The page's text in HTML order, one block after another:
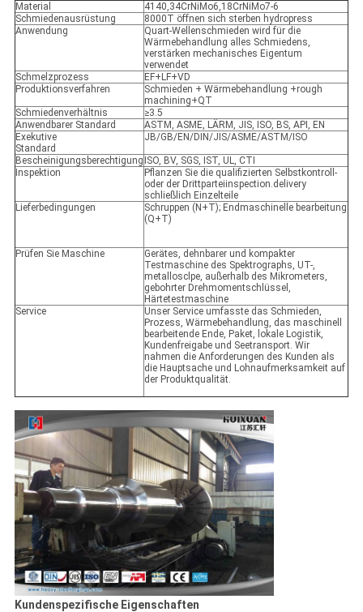
Material
4140,34CrNiMo6,18CrNiMo7-6
Schmiedenausrüstung
8000T öffnen sich sterben hydropress
Anwendung
Quart-Wellenschmieden wird für die
Wärmebehandlung alles Schmiedens,
verstärken mechanisches Eigentum
verwendet
Schmelzprozess
EF+LF+VD
Produktionsverfahren
Schmieden + Wärmebehandlung +rough
machining+QT
Schmiedenverhältnis
≥3.5
Anwendbarer Standard
ASTM, ASME, LÄRM, JIS, ISO, BS, API, EN
Exekutive
Standard
JB/GB/EN/DIN/JIS/ASME/ASTM/ISO
Bescheinigungsberechtigung ISO, BV, SGS, IST, UL, CTI
Inspektion
Pflanzen Sie die qualifizierten Selbstkontroll-
oder der Drittparteiinspection.delivery
schließlich Einzelteile
Lieferbedingungen
Schruppen (N+T); Endmaschinelle bearbeitung
(Q+T)
Prüfen Sie Maschine
Gerätes, dehnbarer und kompakter
Testmaschine des Spektrographs, UT-,
metallosclpe, außerhalb des Mikrometers,
gebohrter Drehmomentschlüssel,
Härtetestmaschine
Service
Unser Service umfasste das Schmieden,
Prozess, Wärmebehandlung, das maschinell
bearbeitende Ende, Paket, lokale Logistik,
Kundenfreigabe und Seetransport. Wir
nahmen die Anforderungen des Kunden als
die Hauptsache und Lohnaufmerksamkeit auf
der Produktqualität.
Kundenspezifische Eigenschaften